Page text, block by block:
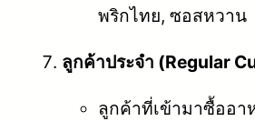
พริกไทย, ซอสหวาน
ลูกค้าประจำ (Regular
ลูกค้าที่เข้ามาซื้ออา